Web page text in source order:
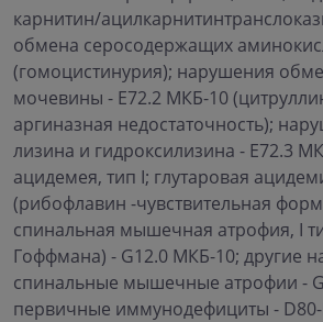
карнитин/
обмена серосодержащих
(гомоцистинурия); нарушения
мочевины - Е72.2 МКБ-10
аргиназная недостаточность);
лизина и гидроксилизина - Е72.3
ацидемея, тип I; глутаровая
(рибофлавин -чувствительная
спинальная мышечная атрофия, I
Гоффмана) - G12.0 МКБ-10; другие
спинальные мышечные атрофии -
первичные иммунодефициты -